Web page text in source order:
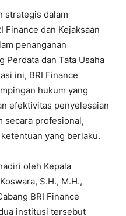
strategis dalam
Finance dan Kejaksaan
penanganan
Perdata dan Tata Usaha
ini, BRI Finance
hukum yang
efektivitas penyelesaian
secara profesional,
yang berlaku.
oleh Kepala
S.H., M.H.,
BRI Finance
institusi tersebut